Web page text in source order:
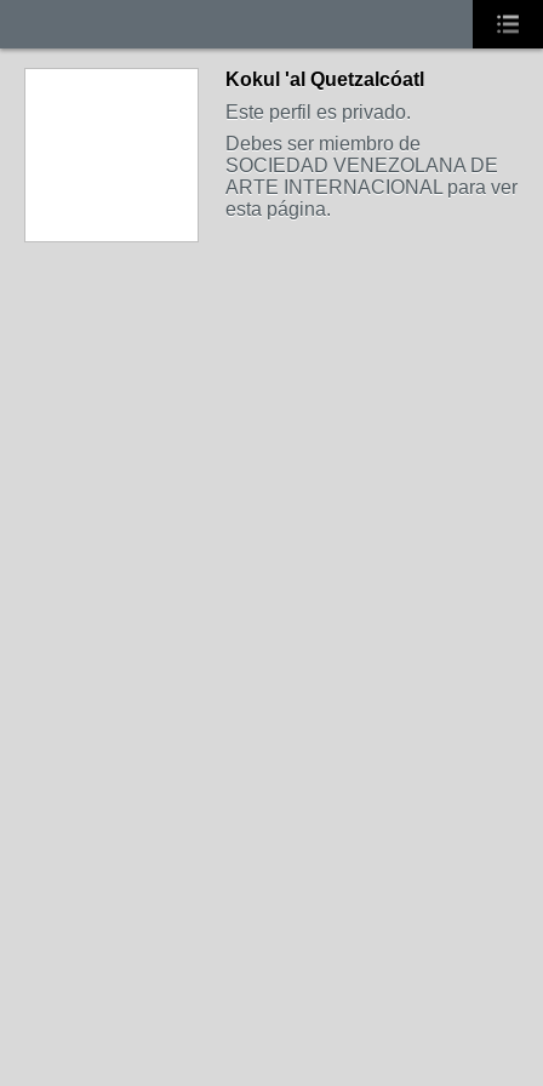
Kokul 'al Quetzalcóatl
Este perfil es privado.
Debes ser miembro de
SOCIEDAD VENEZOLANA DE
ARTE INTERNACIONAL para ver
esta página.